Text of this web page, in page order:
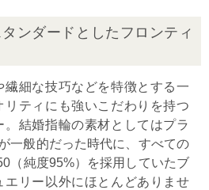
ンダードとしたフロンティ
繊細な技巧などを特徴とする一
ティにも強いこだわりを持つ
結婚指輪の素材としてはプラ
一般的だった時代に、すべての
（純度95%）を採用していたブ
エリー以外にほとんどありませ